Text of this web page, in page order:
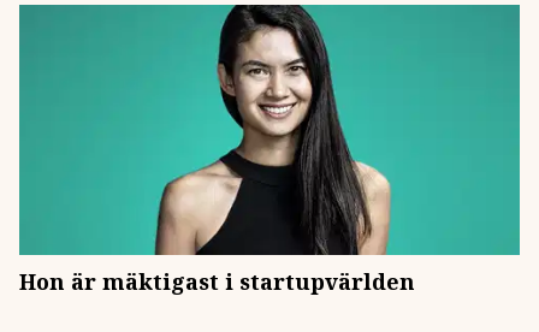
Hon är mäktigast i startupvärlden